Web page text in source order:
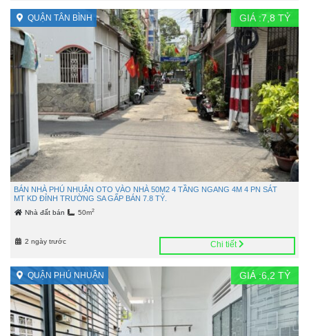
QUẬN TÂN BÌNH GIÁ :7,8 TỶ
BÁN NHÀ PHÚ NHUẬN OTO VÀO NHÀ 50M2 4 TẦNG NGANG 4M 4 PN SÁT
MT KD ĐỈNH TRƯỜNG SA GẤP BÁN 7.8 TỶ.
Nhà đất bán 50m2
2 ngày trước Chi tiết
QUẬN PHÚ NHUẬN GIÁ :6,2 TỶ